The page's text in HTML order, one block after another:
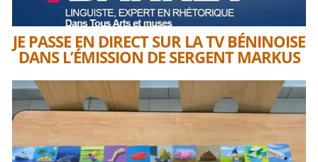
JE PASSE EN DIRECT SUR LA TV BÉNINOISE
DANS L’ÉMISSION DE SERGENT MARKUS